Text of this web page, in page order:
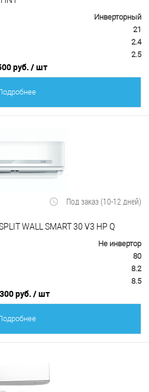
Инверторный
21
2.4
2.5
руб. / шт
Под заказ (10-12 дней)
WALL SMART 30 V3 HP Q
Не инвертор
80
8.2
8.5
руб. / шт